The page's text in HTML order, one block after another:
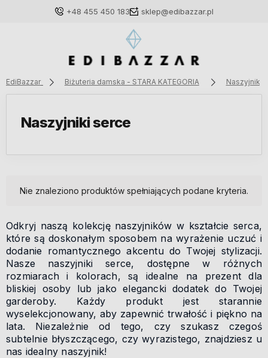
+48 455 450 183 sklep@edibazzar.pl
Załóż konto
z poprzedniej sesji.
EdiBazzar Biżuteria damska - STARA KATEGORIA Naszyjniki
Naszyjniki serce
Nie znaleziono produktów spełniających podane kryteria.
Odkryj naszą kolekcję naszyjników w kształcie serca,
które są doskonałym sposobem na wyrażenie uczuć i
dodanie romantycznego akcentu do Twojej stylizacji.
Nasze naszyjniki serce, dostępne w różnych
rozmiarach i kolorach, są idealne na prezent dla
bliskiej osoby lub jako elegancki dodatek do Twojej
garderoby. Każdy produkt jest starannie
wyselekcjonowany, aby zapewnić trwałość i piękno na
lata. Niezależnie od tego, czy szukasz czegoś
subtelnie błyszczącego, czy wyrazistego, znajdziesz u
nas idealny naszyjnik!